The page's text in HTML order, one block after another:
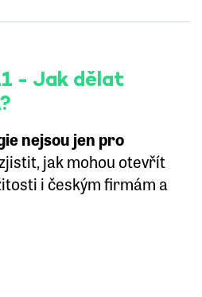
- Jak dělat
nejsou jen pro
jak mohou otevřít
i českým firmám a